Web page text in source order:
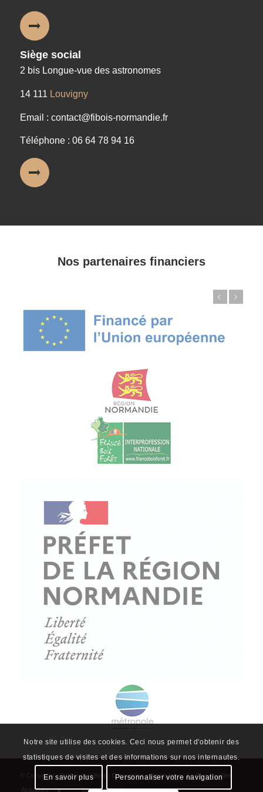
Siège social
2 bis Longue-vue des astronomes
14 111 Louvigny
Email : contact@fibois-normandie.fr
Téléphone : 06 64 78 94 16
Nos partenaires financiers
© Copyright - ProfessionsBois | Conception et réalisation :
Actualités
Mentions légales
Politique de confidentialité
Notre site utilise des cookies. Ceci nous permet d'obtenir des
statistiques de visites et des informations sur nos internautes.
En savoir plus Personnaliser votre navigation